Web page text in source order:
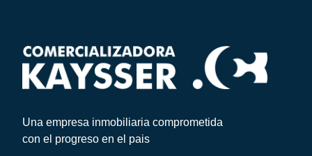
Una empresa inmobiliaria comprometida
con el progreso en el pais